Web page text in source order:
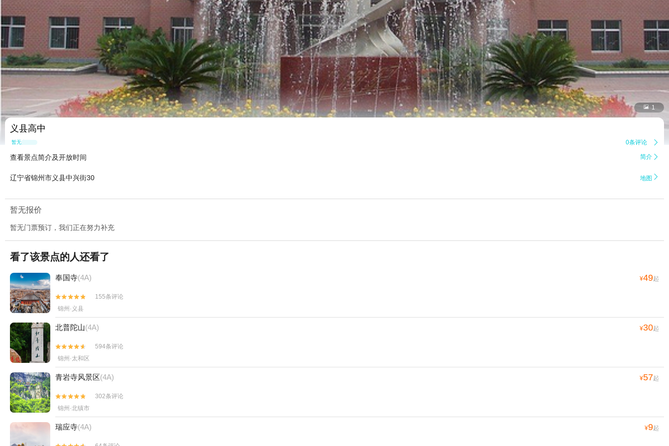
 1
义县高中
暂无点评 0条评论 
查看景点简介及开放时间 简介 
辽宁省锦州市义县中兴街30 地图 
暂无报价
暂无门票预订，我们正在努力补充
看了该景点的人还看了
奉国寺(4A) ¥49起


155条评论
锦州·义县
北普陀山(4A) ¥30起


594条评论
锦州·太和区
青岩寺风景区(4A) ¥57起


302条评论
锦州·北镇市
瑞应寺(4A) ¥9起